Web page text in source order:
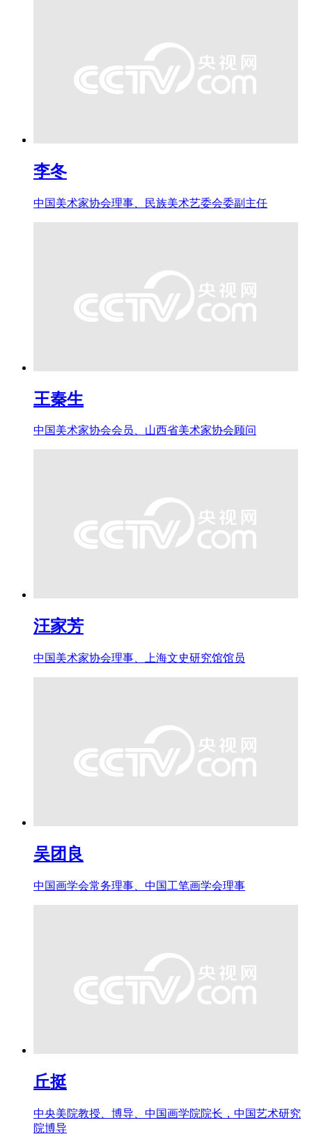
李冬
中国美术家协会理事、民族美术艺委会委副主任
王秦生
中国美术家协会会员、山西省美术家协会顾问
汪家芳
中国美术家协会理事、上海文史研究馆馆员
吴团良
中国画学会常务理事、中国工笔画学会理事
丘挺
中央美院教授、博导、中国画学院院长，中国艺术研究
院博导